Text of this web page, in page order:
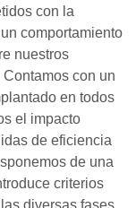
con la
comportamiento
nuestros
con un
en todos
el impacto
de eficiencia
de una
criterios
diversas fases